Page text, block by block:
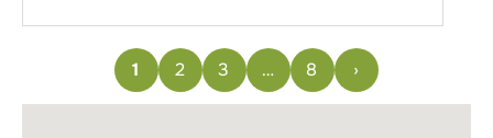
1 2 3 … 8 ›